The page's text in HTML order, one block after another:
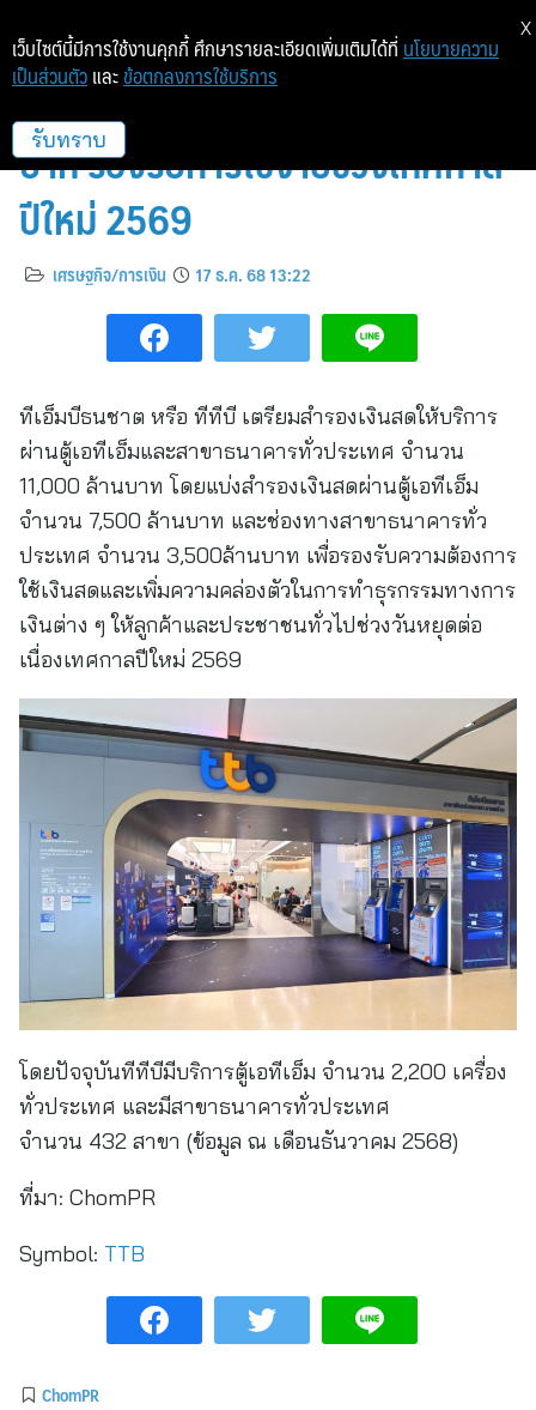
ทีทีบี สำรองเงินสด 11,000 ล้าน
บาท รองรับการใช้จ่ายช่วงเทศกาล
ปีใหม่ 2569
เศรษฐกิจ/การเงิน 17 ธ.ค. 68 13:22
ทีเอ็มบีธนชาต หรือ ทีทีบี เตรียมสำรองเงินสดให้บริการ
ผ่านตู้เอทีเอ็มและสาขาธนาคารทั่วประเทศ จำนวน
11,000 ล้านบาท โดยแบ่งสำรองเงินสดผ่านตู้เอทีเอ็ม
จำนวน 7,500 ล้านบาท และช่องทางสาขาธนาคารทั่ว
ประเทศ จำนวน 3,500ล้านบาท เพื่อรองรับความต้องการ
ใช้เงินสดและเพิ่มความคล่องตัวในการทำธุรกรรมทางการ
เงินต่าง ๆ ให้ลูกค้าและประชาชนทั่วไปช่วงวันหยุดต่อ
เนื่องเทศกาลปีใหม่ 2569
โดยปัจจุบันทีทีบีมีบริการตู้เอทีเอ็ม จำนวน 2,200 เครื่อง
ทั่วประเทศ และมีสาขาธนาคารทั่วประเทศ
จำนวน 432 สาขา (ข้อมูล ณ เดือนธันวาคม 2568)
ที่มา: ChomPR
Symbol: TTB
ChomPR
เว็บไซต์นี้มีการใช้งานคุกกี้ ศึกษารายละเอียดเพิ่มเติมได้ที่ นโยบายความ
เป็นส่วนตัว และ ข้อตกลงการใช้บริการ
รับทราบ
X